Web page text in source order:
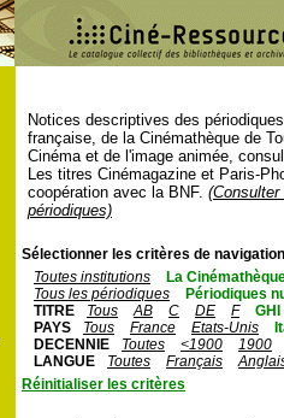
Notices descriptives des
française, de la Cinémathèque de
Cinéma et de l'image animée,
Les titres Cinémagazine et Paris-
coopération avec la BNF.
périodiques)
Sélectionner les critères de
Toutes institutions
La
Tous les périodiques
Périodiques
TITRE
Tous AB C DE F
GHI
PAYS
Tous France Etats-Unis
DECENNIE
Toutes <1900
1900
LANGUE
Toutes Français
Réinitialiser les critères